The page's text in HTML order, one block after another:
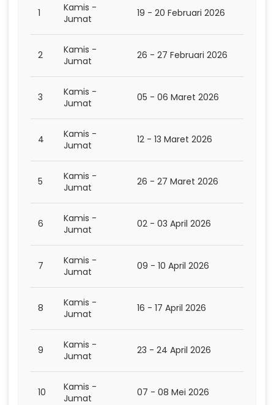
1
Kamis -
Jumat
19 - 20 Februari 2026
2
Kamis -
Jumat
26 - 27 Februari 2026
3
Kamis -
Jumat
05 - 06 Maret 2026
4
Kamis -
Jumat
12 - 13 Maret 2026
5
Kamis -
Jumat
26 - 27 Maret 2026
6
Kamis -
Jumat
02 - 03 April 2026
7
Kamis -
Jumat
09 - 10 April 2026
8
Kamis -
Jumat
16 - 17 April 2026
9
Kamis -
Jumat
23 - 24 April 2026
10
Kamis -
Jumat
07 - 08 Mei 2026